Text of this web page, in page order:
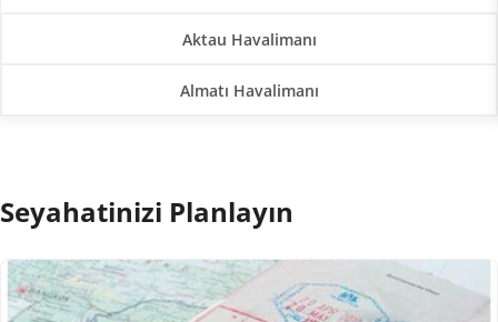
Aktau Havalimanı
Almatı Havalimanı
Seyahatinizi Planlayın